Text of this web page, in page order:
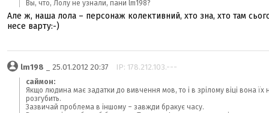
Вы, что, Лолу не узнали, пани lm198?
Але ж, наша лола – персонаж колективний, хто зна, хто там
несе варту:-)
lm198 _ 25.01.2012 20:37 IP: 178.212.103.---
саймон:
Якщо людина має задатки до вивчення мов, то і в зрілому віці вона їх
розгубить.
Зазвичай проблема в іншому – завжди бракує часу.